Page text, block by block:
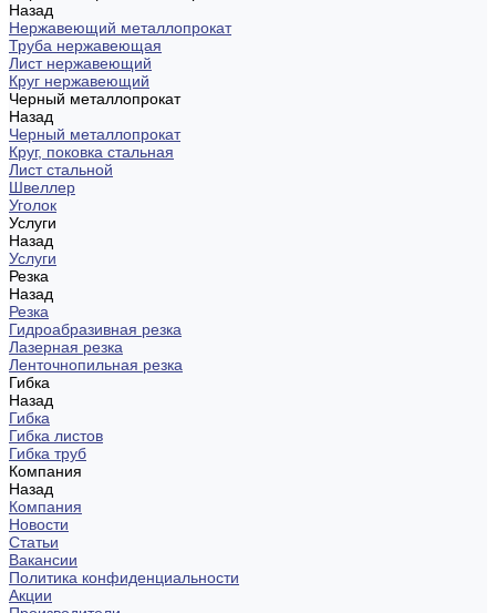
Назад
Нержавеющий металлопрокат
Труба нержавеющая
Лист нержавеющий
Круг нержавеющий
Черный металлопрокат
Назад
Черный металлопрокат
Круг, поковка стальная
Лист стальной
Швеллер
Уголок
Услуги
Назад
Услуги
Резка
Назад
Резка
Гидроабразивная резка
Лазерная резка
Ленточнопильная резка
Гибка
Назад
Гибка
Гибка листов
Гибка труб
Компания
Назад
Компания
Новости
Статьи
Вакансии
Политика конфиденциальности
Акции